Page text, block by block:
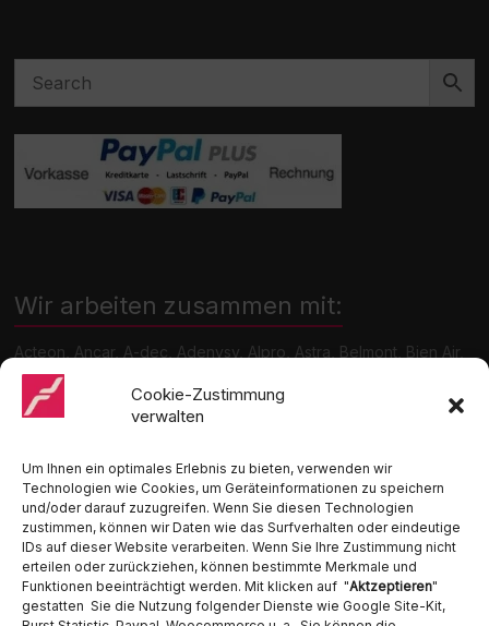
Cookie-Zustimmung
verwalten
Um Ihnen ein optimales Erlebnis zu bieten, verwenden wir
Technologien wie Cookies, um Geräteinformationen zu speichern
und/oder darauf zuzugreifen. Wenn Sie diesen Technologien
zustimmen, können wir Daten wie das Surfverhalten oder eindeutige
IDs auf dieser Website verarbeiten. Wenn Sie Ihre Zustimmung nicht
erteilen oder zurückziehen, können bestimmte Merkmale und
Funktionen beeinträchtigt werden. Mit klicken auf "Aktzeptieren"
gestatten Sie die Nutzung folgender Dienste wie Google Site-Kit,
Wir arbeiten zusammen mit:
Acteon, Ancar, A-dec, Adenysy, Alpro, Astra, Belmont, Bien Air,
Cattani, Chirana, DCI, Dürr, ETI, Euronda, Faro, Gcomm, KaVo,
Medentex, Melag, Midmark, Metasys, MK-Dent, NSK, Ophardt
Hygiene, Ritter, Satelec, Scican, TKD, Velopex, u.v.m
Ambident GmbH